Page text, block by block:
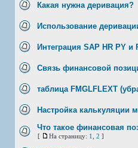
Какая нужна деривация?
Использование
Интеграция SAP HR PY и
Связь финансовой
таблица FMGLFLEXT
Настройка калькуляции
Что такое финансовая
[ На страницу: 1 2 ]